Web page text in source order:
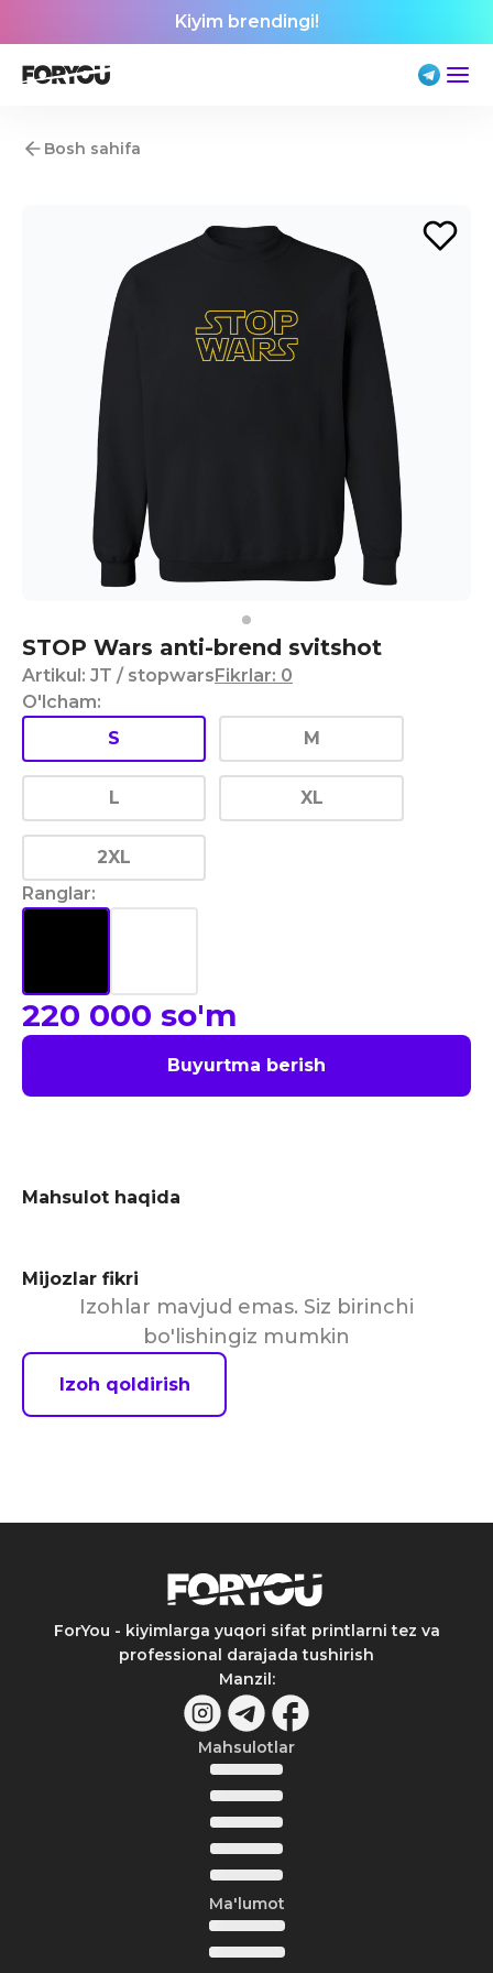
Kiyim brendingi!
Bosh sahifa
STOP Wars anti-brend svitshot
Artikul: JT / stopwarsFikrlar: 0
O'lcham:
S
M
L XL
2XL
Ranglar:
220 000 so'm
Buyurtma berish
Mahsulot haqida
Mijozlar fikri
Izohlar mavjud emas. Siz birinchi
bo'lishingiz mumkin
Izoh qoldirish
ForYou - kiyimlarga yuqori sifat printlarni tez va
professional darajada tushirish
Manzil:
Mahsulotlar
Ma'lumot